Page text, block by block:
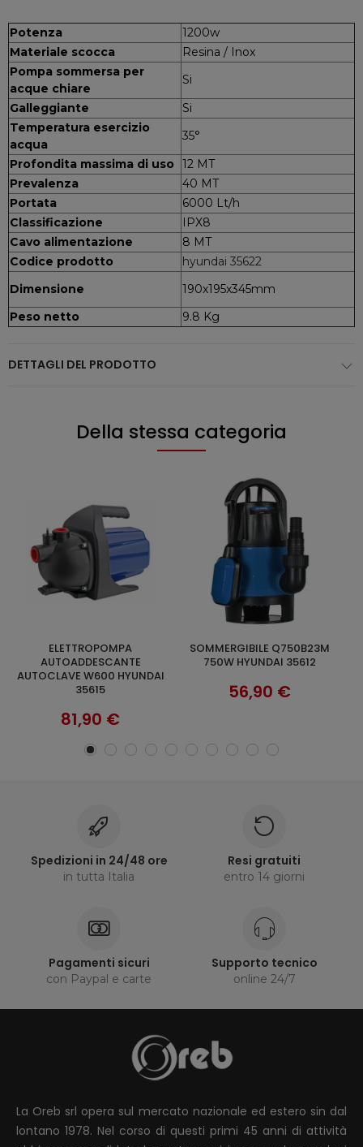
Potenza
1200w
Materiale scocca
Resina / Inox
Pompa sommersa per
acque chiare
Si
Galleggiante
Si
Temperatura esercizio
acqua
35°
Profondita massima di uso
12 MT
Prevalenza
40 MT
Portata
6000 Lt/h
Classificazione
IPX8
Cavo alimentazione
8 MT
Codice prodotto
hyundai 35622
Dimensione
190x195x345mm
Peso netto
9.8 Kg
DETTAGLI DEL PRODOTTO
Della stessa categoria
AGGIUNGI AL CARRELLO
750W HYUNDAI 35612
56,90 €
AGGIUNGI AL CARRELLO
SOMMERGIBILE 7M 250W
HYUNDAI 35610
38,90 €
Spedizioni in 24/48 ore
in tutta Italia
Resi gratuiti
entro 14 giorni
Pagamenti sicuri
con Paypal e carte
Supporto tecnico
online 24/7
La Oreb srl opera sul mercato nazionale ed estero sin dal
lontano 1978. Nel corso di questi primi 45 anni di attività